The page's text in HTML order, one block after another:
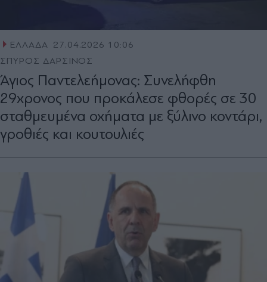
ΕΛΛΑΔΑ 27.04.2026 10:06
ΣΠΥΡΟΣ ΔΑΡΣΙΝΟΣ
Άγιος Παντελεήμονας: Συνελήφθη
29χρονος που προκάλεσε φθορές σε 30
σταθμευμένα οχήματα με ξύλινο κοντάρι,
γροθιές και κουτουλιές